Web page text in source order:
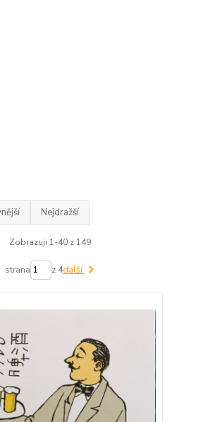
Nejdražší
Zobrazuji 1-40 z 149
strana z 4další